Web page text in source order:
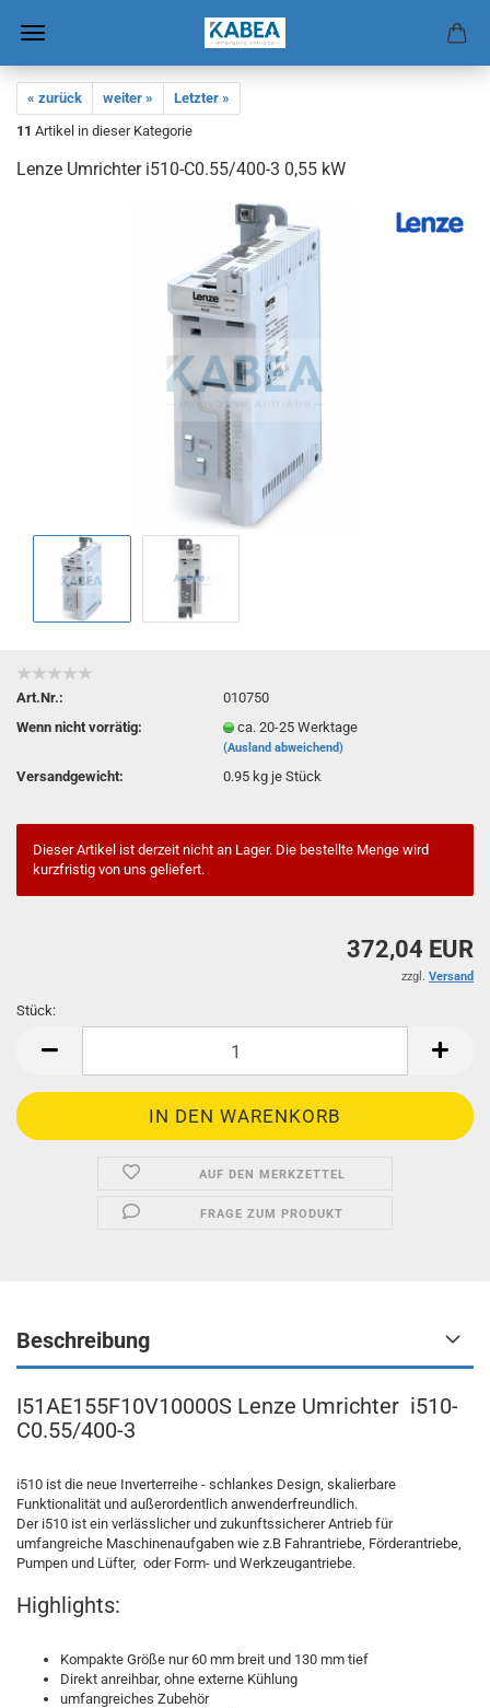
« zurück weiter »
Letzter »
11 Artikel in dieser Kategorie
Lenze Um­rich­ter i510-​C0.55/400-3 0,55 kW
Art.Nr.:
010750
Wenn nicht vorrätig:
ca. 20-25 Werktage
(Ausland abweichend)
Versandgewicht: 0.95 kg je Stück
Dieser Artikel ist derzeit nicht an Lager. Die bestellte Menge wird
kurzfristig von uns geliefert.
372,04 EUR
zzgl. Versand
Stück:
AUF DEN MERKZETTEL
FRAGE ZUM PRODUKT
Beschreibung
I51AE155F10V10000S Lenze Umrichter i510-
C0.55/400-3
i510 ist die neue Inverterreihe - schlankes Design, skalierbare
Funktionalität und außerordentlich anwenderfreundlich.
Der i510 ist ein verlässlicher und zukunftssicherer Antrieb für
umfangreiche Maschinenaufgaben wie z.B Fahrantriebe, Förderantriebe,
Pumpen und Lüfter, oder Form- und Werkzeugantriebe.
Highlights:
Kompakte Größe nur 60 mm breit und 130 mm tief
Direkt anreihbar, ohne externe Kühlung
umfangreiches Zubehör